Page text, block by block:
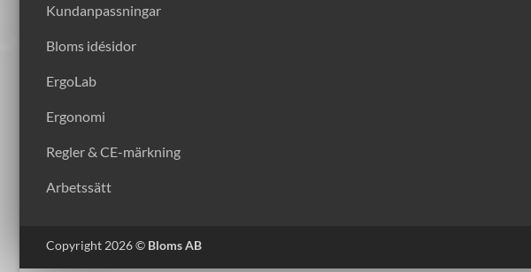
Kundanpassningar
Bloms idésidor
ErgoLab
Ergonomi
Regler & CE-märkning
Arbetssätt
Copyright 2026 © Bloms AB